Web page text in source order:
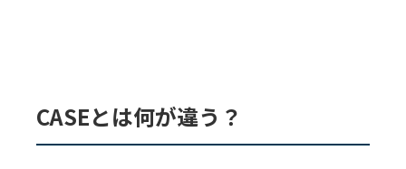
CASEとは何が違う？